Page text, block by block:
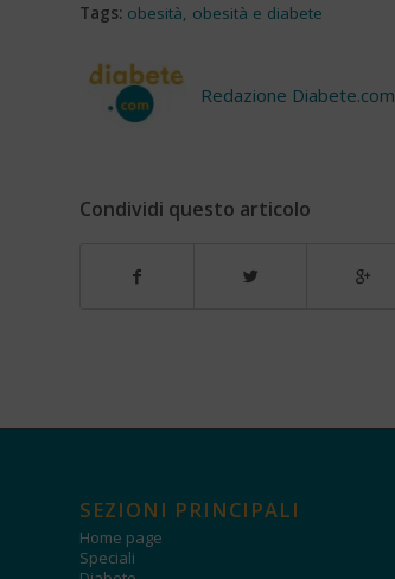
Tags: obesità obesità e diabete
Redazione Diabete.com
Condividi questo articolo
SEZIONI PRINCIPALI
Home page
Speciali